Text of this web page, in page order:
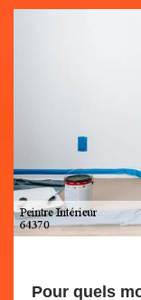
Pour quels